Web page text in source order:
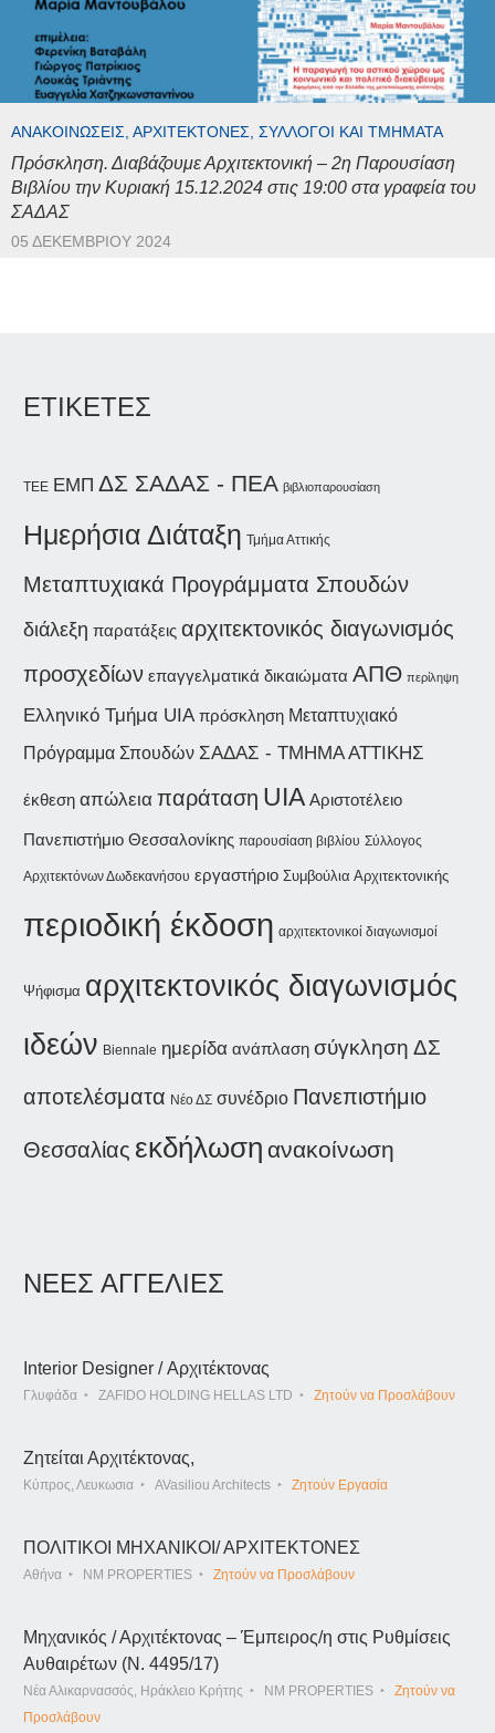
ΑΝΑΚΟΙΝΏΣΕΙΣ, ΑΡΧΙΤΈΚΤΟΝΕΣ, ΣΎΛΛΟΓΟΙ ΚΑΙ ΤΜΉΜΑΤΑ
Πρόσκληση. Διαβάζουμε Αρχιτεκτονική – 2η Παρουσίαση
Βιβλίου την Κυριακή 15.12.2024 στις 19:00 στα γραφεία του
ΣΑΔΑΣ
05 ΔΕΚΕΜΒΡΊΟΥ 2024
ΕΤΙΚΕΤΕΣ
ΤΕΕ ΕΜΠ ΔΣ ΣΑΔΑΣ - ΠΕΑ βιβλιοπαρουσίαση
Ημερήσια Διάταξη Τμήμα Αττικής
Μεταπτυχιακά Προγράμματα Σπουδών
διάλεξη παρατάξεις αρχιτεκτονικός διαγωνισμός
προσχεδίων επαγγελματικά δικαιώματα ΑΠΘ περίληψη
Ελληνικό Τμήμα UIA πρόσκληση Μεταπτυχιακό
Πρόγραμμα Σπουδών ΣΑΔΑΣ - ΤΜΗΜΑ ΑΤΤΙΚΗΣ
έκθεση απώλεια παράταση UIA Αριστοτέλειο
Πανεπιστήμιο Θεσσαλονίκης παρουσίαση βιβλίου Σύλλογος
Αρχιτεκτόνων Δωδεκανήσου εργαστήριο Συμβούλια Αρχιτεκτονικής
περιοδική έκδοση αρχιτεκτονικοί διαγωνισμοί
Ψήφισμα αρχιτεκτονικός διαγωνισμός
ιδεών Biennale ημερίδα ανάπλαση σύγκληση ΔΣ
αποτελέσματα Νέο ΔΣ συνέδριο Πανεπιστήμιο
Θεσσαλίας εκδήλωση ανακοίνωση
ΝΕΕΣ ΑΓΓΕΛΙΕΣ
Interior Designer / Αρχιτέκτονας
Γλυφάδα ZAFIDO HOLDING HELLAS LTD Ζητούν να Προσλάβουν
Ζητείται Αρχιτέκτονας,
Κύπρος, Λευκωσια AVasiliou Architects Ζητούν Εργασία
ΠΟΛΙΤΙΚΟΙ ΜΗΧΑΝΙΚΟΙ/ ΑΡΧΙΤΕΚΤΟΝΕΣ
Αθήνα NM PROPERTIES Ζητούν να Προσλάβουν
Μηχανικός / Αρχιτέκτονας – Έμπειρος/η στις Ρυθμίσεις
Αυθαιρέτων (Ν. 4495/17)
Νέα Αλικαρνασσός, Ηράκλειο Κρήτης NM PROPERTIES
Ζητούν να
Προσλάβουν